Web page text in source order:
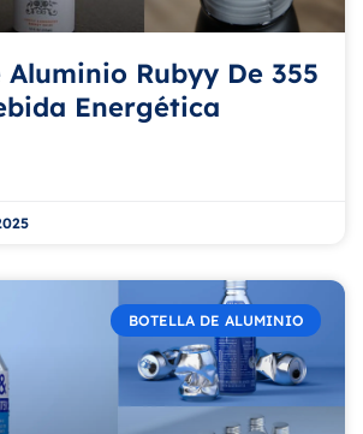
Aluminio Rubyy De 355
Energética
BOTELLA DE ALUMINIO